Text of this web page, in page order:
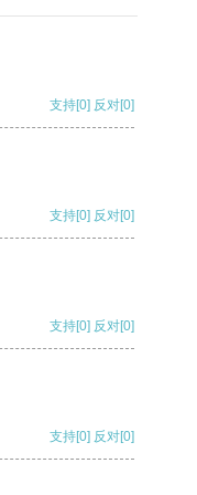
支持[0] 反对[0]
支持[0] 反对[0]
支持[0] 反对[0]
支持[0] 反对[0]